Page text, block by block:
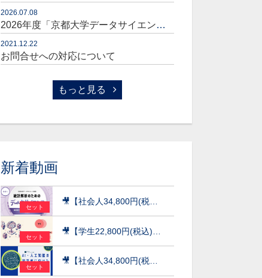
2026.07.08
2026年度「京都大学データサイエンス講座」販売開始のお知らせ
2021.12.22
お問合せへの対応について
もっと見る
新着動画
セット
🎥【社会人34,800円(税込)】統計解析のためのデータサイエンス～統計検定(R)データサイエンス発展（DS発展）を目指して～［京都大学データサイエンス講座］（2026）
セット
セット
🎥【社会人34,800円(税込)】AI・人工知能の初学者に向けた数学超速入門［京都大学データサイエンス講座］（2026）